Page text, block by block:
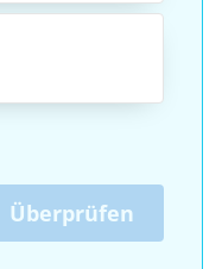
Überprüfen